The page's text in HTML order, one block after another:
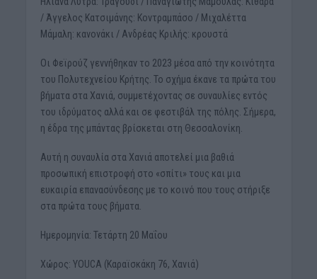
/ Άγγελος Κατσιμάνης: Κοντραμπάσο / Μιχαλέττα
Μάμαλη: κανονάκι / Ανδρέας Κριλής: κρουστά
Οι Φεϊρούζ γεννήθηκαν το 2023 μέσα από την κοινότητα
του Πολυτεχνείου Κρήτης. Το σχήμα έκανε τα πρώτα του
βήματα στα Χανιά, συμμετέχοντας σε συναυλίες εντός
του ιδρύματος αλλά και σε φεστιβάλ της πόλης. Σήμερα,
η έδρα της μπάντας βρίσκεται στη Θεσσαλονίκη.
Αυτή η συναυλία στα Χανιά αποτελεί μια βαθιά
προσωπική επιστροφή στο «σπίτι» τους και μια
ευκαιρία επανασύνδεσης με το κοινό που τους στήριξε
στα πρώτα τους βήματα.
Ημερομηνία: Τετάρτη 20 Μαΐου
Χώρος: YOUCA (Καραϊσκάκη 76, Χανιά)